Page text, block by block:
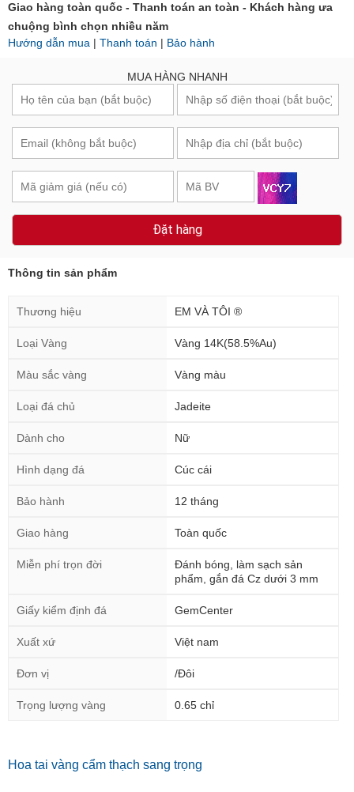
Giao hàng toàn quốc - Thanh toán an toàn - Khách hàng ưa
chuộng bình chọn nhiều năm
Hướng dẫn mua | Thanh toán | Bảo hành
MUA HÀNG NHANH
Đặt hàng
Thông tin sản phẩm
Thương hiệu EM VÀ TÔI ®
Loại Vàng Vàng 14K(58.5%Au)
Màu sắc vàng Vàng màu
Loại đá chủ Jadeite
Dành cho Nữ
Hình dạng đá Cúc cái
Bảo hành 12 tháng
Giao hàng Toàn quốc
Miễn phí trọn đời
Đánh bóng, làm sạch sản
phẩm, gắn đá Cz dưới 3 mm
Giấy kiểm định đá GemCenter
Xuất xứ Việt nam
Đơn vị /Đôi
Trọng lượng vàng 0.65 chỉ
Hoa tai vàng cẩm thạch sang trọng